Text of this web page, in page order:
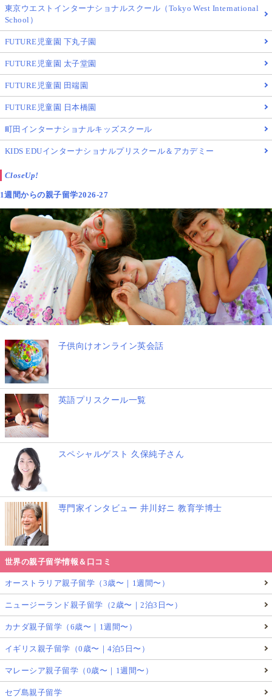
東京ウエストインターナショナルスクール（Tokyo West International
School）
FUTURE児童園 下丸子園
FUTURE児童園 太子堂園
FUTURE児童園 田端園
FUTURE児童園 日本橋園
町田インターナショナルキッズスクール
KIDS EDUインターナショナルプリスクール＆アカデミー
CloseUp!
1週間からの親子留学2026-27
子供向けオンライン英会話
英語プリスクール一覧
スペシャルゲスト 久保純子さん
専門家インタビュー 井川好ニ 教育学博士
世界の親子留学情報＆口コミ
オーストラリア親子留学（3歳〜｜1週間〜）
ニュージーランド親子留学（2歳〜｜2泊3日〜）
カナダ親子留学（6歳〜｜1週間〜）
イギリス親子留学（0歳〜｜4泊5日〜）
マレーシア親子留学（0歳〜｜1週間〜）
セブ島親子留学